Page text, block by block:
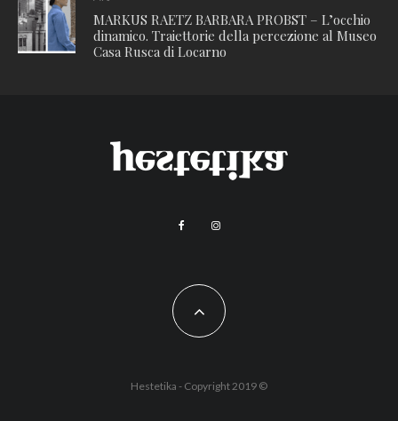
MARKUS RAETZ BARBARA PROBST – L’occhio
dinamico. Traiettorie della percezione al Museo
Casa Rusca di Locarno
Hestetika - Copyright 2019 ©